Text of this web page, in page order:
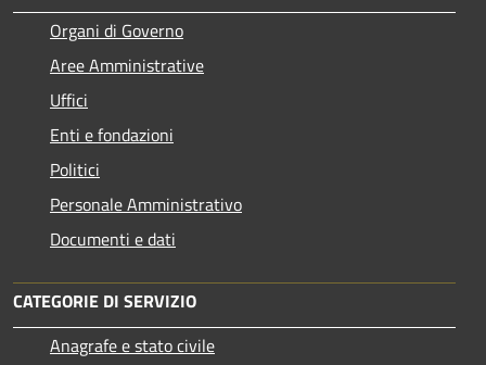
Organi di Governo
Aree Amministrative
Uffici
Enti e fondazioni
Politici
Personale Amministrativo
Documenti e dati
CATEGORIE DI SERVIZIO
Anagrafe e stato civile